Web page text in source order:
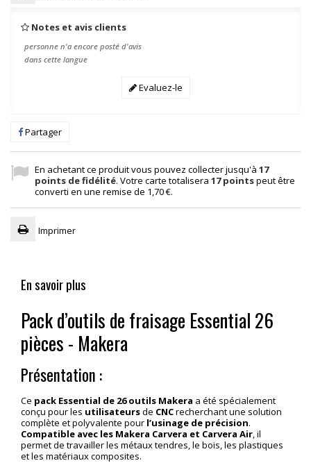
Notes et avis clients
personne n'a encore posté d'avis
dans cette langue
Evaluez-le
Partager
En achetant ce produit vous pouvez collecter jusqu'à 17
points de fidélité. Votre carte totalisera 17pointspeut être
converti en une remise de 1,70 €.
Imprimer
En savoir plus
Pack d’outils de fraisage Essential 26
pièces - Makera
Présentation :
Ce pack Essential de 26 outils Makera a été spécialement
conçu pour les utilisateursde CNCrecherchant une solution
complète et polyvalente pour l’usinage de précision.
Compatible avec les Makera Carvera et Carvera Air, il
permet de travailler les métaux tendres, le bois, les plastiques
et les matériaux composites.